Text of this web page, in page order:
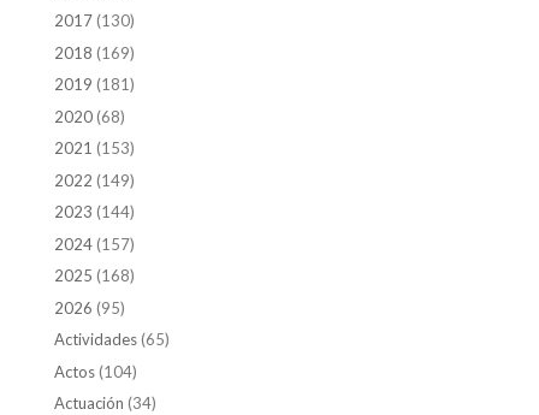
2017(130)
2018 (169)
2019 (181)
2020(68)
2021 (153)
2022 (149)
2023 (144)
2024(157)
2025 (168)
2026 (95)
Actividades(65)
Actos(104)
Actuación (34)